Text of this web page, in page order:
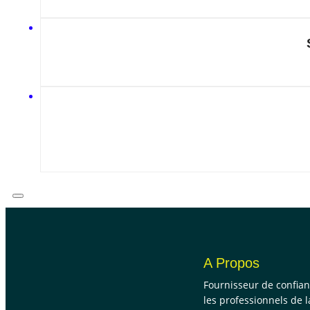
A Propos
Fournisseur de
les professionnels de